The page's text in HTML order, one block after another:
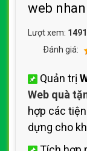
web
Lượt xem:
Ðánh giá:
Quản trị
Web quà
hợp các
dựng cho